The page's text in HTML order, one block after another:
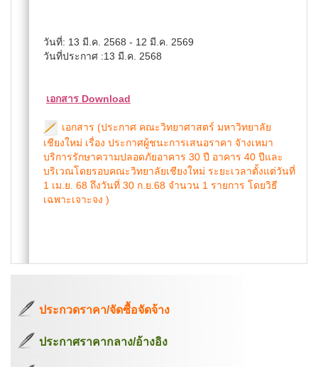
วันที่: 13 มี.ค. 2568 - 12 มี.ค. 2569
วันที่ประกาศ :13 มี.ค. 2568
เอกสาร Download
เอกสาร (ประกาศ คณะวิทยาศาสตร์ มหาวิทยาลัย
เชียงใหม่ เรื่อง ประกาศผู้ชนะการเสนอราคา จัางเหมา
บริการรักษาความปลอดภัยอาคาร 30 ปี อาคาร 40 ปีและ
บริเวณโดยรอบคณะวิทยาลัยเชียงใหม่ ระยะเวลาตั้งแต่วันที่
1 เม.ย. 68 ถึงวันที่ 30 ก.ย.68 จำนวน 1 รายการ โดยวิธี
เฉพาะเจาะจง )
ประกวดราคา/จัดซื้อจัดจ้าง
ประกาศราคากลาง/อ้างอิง